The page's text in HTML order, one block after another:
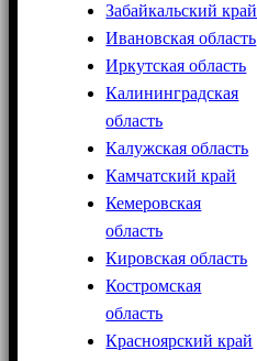
Забайкальский край
Ивановская область
Иркутская область
Калининградская
область
Калужская область
Камчатский край
Кемеровская
область
Кировская область
Костромская
область
Красноярский край